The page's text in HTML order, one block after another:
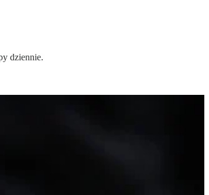
dziennie.